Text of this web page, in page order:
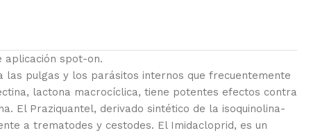
aplicación spot-on.
las pulgas y los parásitos internos que frecuentemente
lactona macrocíclica, tiene potentes efectos contra
El Praziquantel, derivado sintético de la isoquinolina-
a trematodes y cestodes. El Imidacloprid, es un